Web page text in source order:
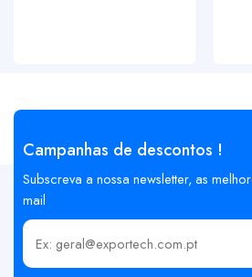
Campanhas de descontos !
Subscreva a nossa newsletter, as
mail
Insira o seu email